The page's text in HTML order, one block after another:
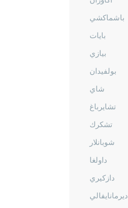
باشماكشي
بايات
بيازي
بولفيدان
شاي
تشايرباغ
تشكرك
شوبانلار
داولغا
دازكيري
ديرمانايفالي